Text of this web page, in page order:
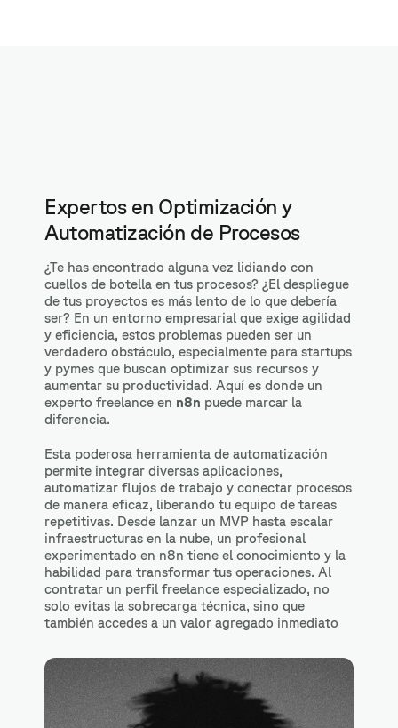
Expertos en Optimización y
Automatización de Procesos
¿Te has encontrado alguna vez lidiando con
cuellos de botella en tus procesos? ¿El despliegue
de tus proyectos es más lento de lo que debería
ser? En un entorno empresarial que exige agilidad
y eficiencia, estos problemas pueden ser un
verdadero obstáculo, especialmente para startups
y pymes que buscan optimizar sus recursos y
aumentar su productividad. Aquí es donde un
experto freelance en n8n puede marcar la
diferencia.
Esta poderosa herramienta de automatización
permite integrar diversas aplicaciones,
automatizar flujos de trabajo y conectar procesos
de manera eficaz, liberando tu equipo de tareas
repetitivas. Desde lanzar un MVP hasta escalar
infraestructuras en la nube, un profesional
experimentado en n8n tiene el conocimiento y la
habilidad para transformar tus operaciones. Al
contratar un perfil freelance especializado, no
solo evitas la sobrecarga técnica, sino que
también accedes a un valor agregado inmediato